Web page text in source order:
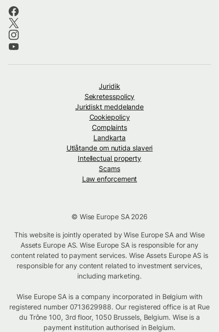
Juridik
Sekretesspolicy
Juridiskt meddelande
Cookiepolicy
Complaints
Landkarta
Utlåtande om nutida slaveri
Intellectual property
Scams
Law enforcement
© Wise Europe SA 2026
This website is jointly operated by Wise Europe SA and Wise
Assets Europe AS. Wise Europe SA is responsible for any
content related to payment services. Wise Assets Europe AS is
responsible for any content related to investment services,
including marketing.
Wise Europe SA is a company incorporated in Belgium with
registered number 0713629988. Our registered office is at Rue
du Trône 100, 3rd floor, 1050 Brussels, Belgium. Wise is a
payment institution authorised in Belgium.